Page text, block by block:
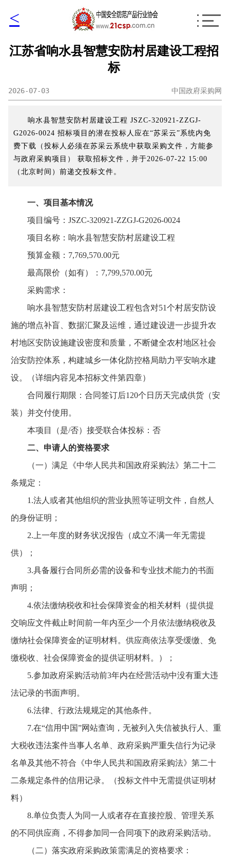
<
江苏省响水县智慧安防村居建设工程招
标
2026-07-03 中国政府采购网
响水县智慧安防村居建设工程 JSZC-320921-ZZGJ-
G2026-0024 招标项目的潜在投标人应在“苏采云”系统内免
费下载（投标人必须在苏采云系统中获取采购文件，方能参
与政府采购项目） 获取招标文件，并于2026-07-22 15:00
（北京时间）前递交投标文件。
一、项目基本情况
项目编号：JSZC-320921-ZZGJ-G2026-0024
项目名称：响水县智慧安防村居建设工程
预算金额：7,769,570.00元
最高限价（如有）：7,799,570.00元
采购需求：
响水县智慧安防村居建设工程包含对51个村居安防设
施的增点补盲、数据汇聚及运维，通过建设进一步提升农
村地区安防设施建设密度和质量，不断健全农村地区社会
治安防控体系，构建城乡一体化防控格局助力平安响水建
设。（详细内容见本招标文件第四章）
合同履行期限：合同签订后120个日历天完成供货（安
装）并交付使用。
本项目（是/否）接受联合体投标：否
二、申请人的资格要求
（一）满足《中华人民共和国政府采购法》第二十二
条规定：
1.法人或者其他组织的营业执照等证明文件，自然人
的身份证明；
2.上一年度的财务状况报告（成立不满一年无需提
供）；
3.具备履行合同所必需的设备和专业技术能力的书面
声明；
4.依法缴纳税收和社会保障资金的相关材料（提供提
交响应文件截止时间前一年内至少一个月依法缴纳税收及
缴纳社会保障资金的证明材料。供应商依法享受缓缴、免
缴税收、社会保障资金的提供证明材料。）；
5.参加政府采购活动前3年内在经营活动中没有重大违
法记录的书面声明。
6.法律、行政法规规定的其他条件。
7.在“信用中国”网站查询，无被列入失信被执行人、重
大税收违法案件当事人名单、政府采购严重失信行为记录
名单及其他不符合《中华人民共和国政府采购法》第二十
二条规定条件的信用记录。（投标文件中无需提供证明材
料）
8.单位负责人为同一人或者存在直接控股、管理关系
的不同供应商，不得参加同一合同项下的政府采购活动。
（二）落实政府采购政策需满足的资格要求：